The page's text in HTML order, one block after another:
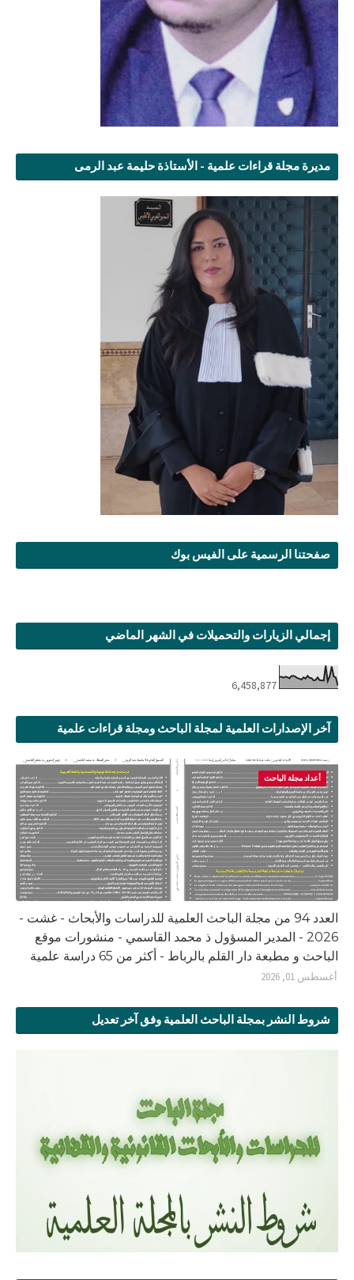
مديرة مجلة قراءات علمية - الأستاذة حليمة عبد الرمى
صفحتنا الرسمية على الفيس بوك
إجمالي الزيارات والتحميلات في الشهر الماضي
6,458,877
آخر الإصدارات العلمية لمجلة الباحث ومجلة قراءات علمية
أعداد مجلة الباحث
العدد 94 من مجلة الباحث العلمية للدراسات والأبحاث - غشت -
2026 - المدير المسؤول ذ محمد القاسمي - منشورات موقع
الباحث و مطبعة دار القلم بالرباط - أكثر من 65 دراسة علمية
أغسطس 01, 2026
شروط النشر بمجلة الباحث العلمية وفق آخر تعديل